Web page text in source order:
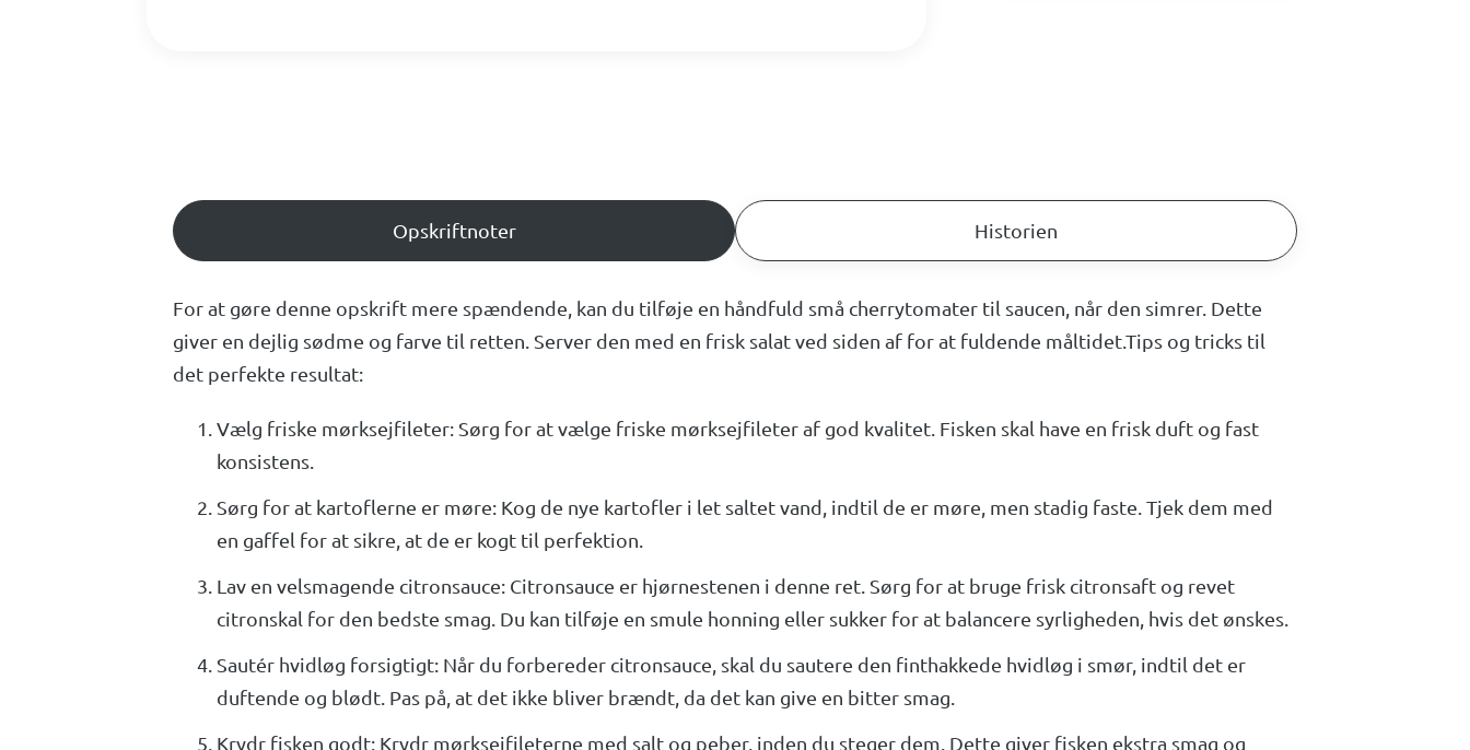
Opskriftnoter Historien
For at gøre denne opskrift mere spændende, kan du tilføje en håndfuld små cherrytomater til saucen, når den simrer. Dette
giver en dejlig sødme og farve til retten. Server den med en frisk salat ved siden af for at fuldende måltidet.Tips og tricks til
det perfekte resultat:
Vælg friske mørksejfileter: Sørg for at vælge friske mørksejfileter af god kvalitet. Fisken skal have en frisk duft og fast
konsistens.
Sørg for at kartoflerne er møre: Kog de nye kartofler i let saltet vand, indtil de er møre, men stadig faste. Tjek dem med
en gaffel for at sikre, at de er kogt til perfektion.
Lav en velsmagende citronsauce: Citronsauce er hjørnestenen i denne ret. Sørg for at bruge frisk citronsaft og revet
citronskal for den bedste smag. Du kan tilføje en smule honning eller sukker for at balancere syrligheden, hvis det ønskes.
Sautér hvidløg forsigtigt: Når du forbereder citronsauce, skal du sautere den finthakkede hvidløg i smør, indtil det er
duftende og blødt. Pas på, at det ikke bliver brændt, da det kan give en bitter smag.
Krydr fisken godt: Krydr mørksejfileterne med salt og peber, inden du steger dem. Dette giver fisken ekstra smag og